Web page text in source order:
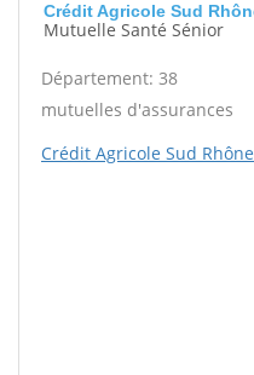
Crédit Agricole Sud
Mutuelle Santé Sénior
Département: 38
mutuelles d'assurances
Crédit Agricole Sud